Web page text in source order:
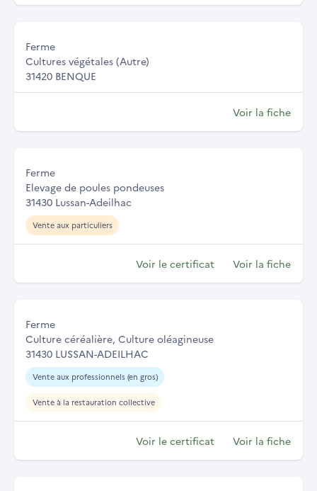
Ferme
Cultures végétales (Autre)
31420 BENQUE
Voir la fiche
Ferme
Elevage de poules pondeuses
31430 Lussan-Adeilhac
Vente aux particuliers
Voir le certificat Voir la fiche
Ferme
Culture céréalière, Culture oléagineuse
31430 LUSSAN-ADEILHAC
Vente aux professionnels (en gros)
Vente à la restauration collective
Voir le certificat Voir la fiche